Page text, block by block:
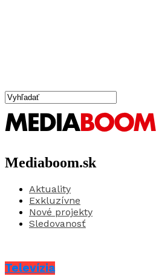
Mediaboom.sk
Aktuality
Exkluzívne
Nové projekty
Sledovanosť
Televízia